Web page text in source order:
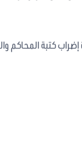
المحاكم والذي انطلق